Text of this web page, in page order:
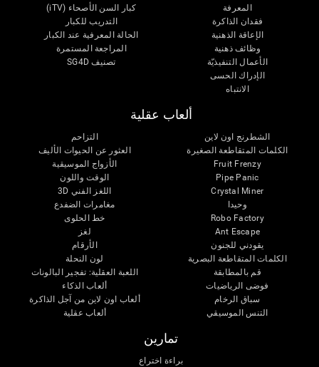
المعرفة
فقدان الذاكرة
الإعاقة الذهنية
وظائف ذهنية
الأعمال التنفيذيّة
الإدراك الحسى
الانتباه
كبار السن الأصحاء (iTV)
التدريب للكبار
الحالة المعرفية عند الكبار
المراجعة المستمرة
تصنيف SG4D
ألعاب عقلية
الشطرنج اون لاين
الكلمات المتقاطعة الصغيرة
Fruit Frenzy
Pipe Panic
Crystal Miner
وحيدا
Robo Factory
Ant Escape
يقودني للجنون
الكلمات المتقاطعة البصرية
قم بالمطابقة
فوضى الرياضيات
سباق الرخام
التنس الموسيقي
التزاحم
العثور عن الحيوات الأليف
الأزواج الموسيقية
الوقت واللون
اللغز الفني 3D
مغامرات الضفدع
خط الحلوى
لغز
الأرقام
لون النحلة
اللعبة العقلية: تفجير البالونات
ألعاب الذكاء
ألعاب اون لاين من آجل الذاكرة
ألعاب عقلية
تمارين
براءة اختراع